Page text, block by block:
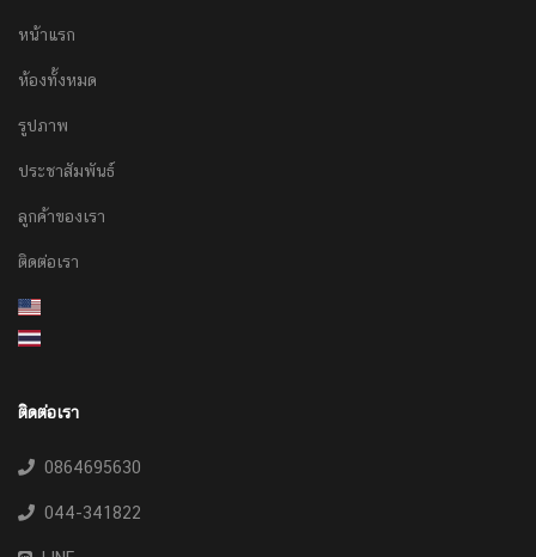
หน้าแรก
ห้องทั้งหมด
รูปภาพ
ประชาสัมพันธ์
ลูกค้าของเรา
ติดต่อเรา
ติดต่อเรา
0864695630
044-341822